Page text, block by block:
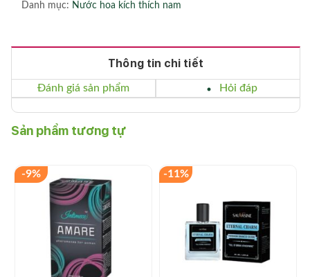
Danh mục: Nước hoa kích thích nam
Thông tin chi tiết
Đánh giá sản phẩm Hỏi đáp
Sản phẩm tương tự
-9% -11%